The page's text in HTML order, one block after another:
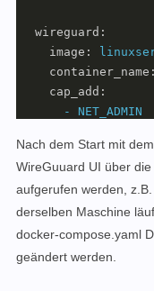
wireguard:
image:
container_name:
cap_add:
-
NET_ADMIN
-
./config:/
ports:
-
"5001:5000"
-
wireguard-ui:
Nach dem Start mit
WireGuuard UI über
aufgerufen werden,
derselben Maschine
docker-compose.yaml
geändert werden.